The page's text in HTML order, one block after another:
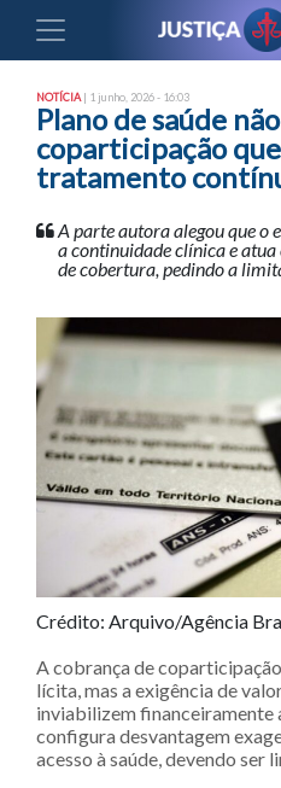
NOTÍCIA | 1 junho, 2026 - 16:03
Plano de saúde
coparticipação
tratamento
A parte autora alegou que
a continuidade clínica e
de cobertura, pedindo a
Crédito: Arquivo/Agência
A cobrança de
lícita, mas a exigência de
inviabilizem financeiramente
configura desvantagem
acesso à saúde, devendo ser